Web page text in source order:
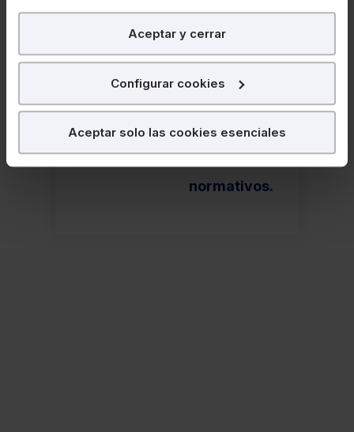
En Lefebvre utilizamos las cookies confines
para tratar demejorar tu experiencia
nuestra página web. También con fines publicitarios,
¿Qué puedes hacer?
Puedesaceptarlas cookies para que tu experiencia
Aceptar y cerrar
Configurar cookies
Aceptar solo las cookies esenciales
de losriesgos
asociados a
una
organización
en función de
diferentes
normativos.